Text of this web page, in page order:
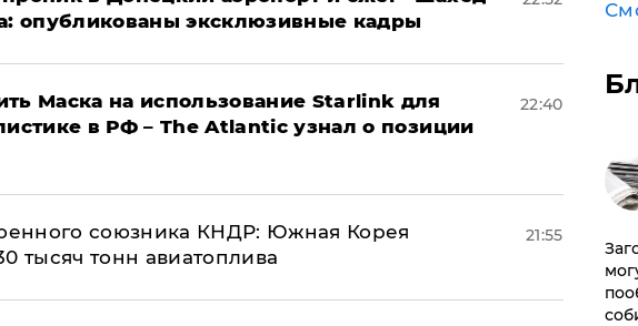
опубликованы эксклюзивные кадры
Маска на использование Starlink для
в РФ – The Atlantic узнал о позиции
22:40
союзника КНДР: Южная Корея
тысяч тонн авиатоплива
21:55